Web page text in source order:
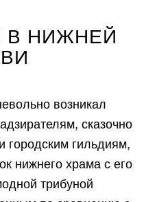
В НИЖНЕЙ
возникал
сказочно
городским гильдиям,
нижнего храма с его
трибуной